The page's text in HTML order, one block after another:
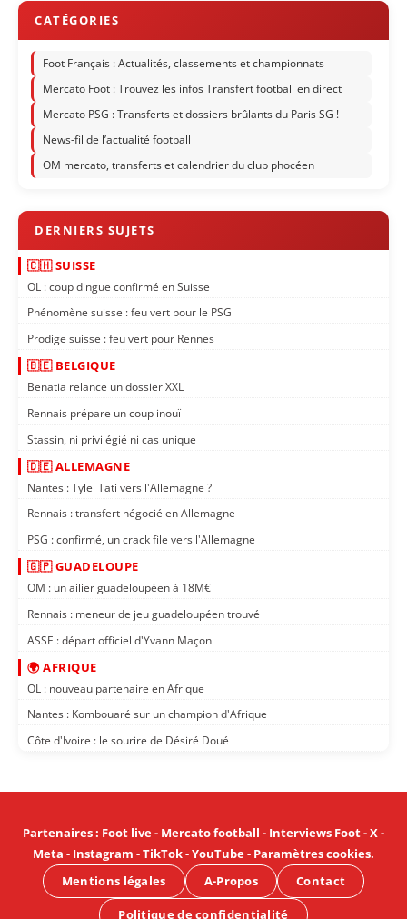
Foot Français : Actualités, classements et championnats
Mercato Foot : Trouvez les infos Transfert football en direct
Mercato PSG : Transferts et dossiers brûlants du Paris SG !
News-fil de l’actualité football
OM mercato, transferts et calendrier du club phocéen
🇨🇭 SUISSE
OL : coup dingue confirmé en Suisse
Phénomène suisse : feu vert pour le PSG
Prodige suisse : feu vert pour Rennes
🇧🇪 BELGIQUE
Benatia relance un dossier XXL
Rennais prépare un coup inouï
Stassin, ni privilégié ni cas unique
🇩🇪 ALLEMAGNE
Nantes : Tylel Tati vers l'Allemagne ?
Rennais : transfert négocié en Allemagne
PSG : confirmé, un crack file vers l'Allemagne
🇬🇵 GUADELOUPE
OM : un ailier guadeloupéen à 18M€
Rennais : meneur de jeu guadeloupéen trouvé
ASSE : départ officiel d'Yvann Maçon
🌍 AFRIQUE
OL : nouveau partenaire en Afrique
Nantes : Kombouaré sur un champion d'Afrique
Côte d'Ivoire : le sourire de Désiré Doué
Partenaires: Foot live- Mercato football - Interviews Foot-X-
Meta - Instagram -TikTok-YouTube- Paramètres cookies.
Mentions légales
A-Propos Contact
Politique de confidentialité